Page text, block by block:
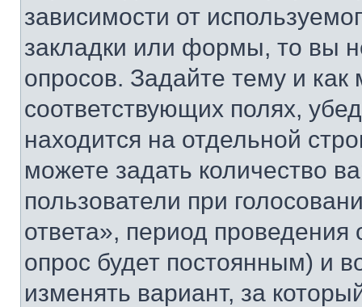
зависимости от
закладки или формы, то вы
опросов. Задайте тему и
соответствующих полях,
находится на отдельной
можете задать количество
пользователи при
ответа», период проведения
опрос будет постоянным) и
изменять вариант, за